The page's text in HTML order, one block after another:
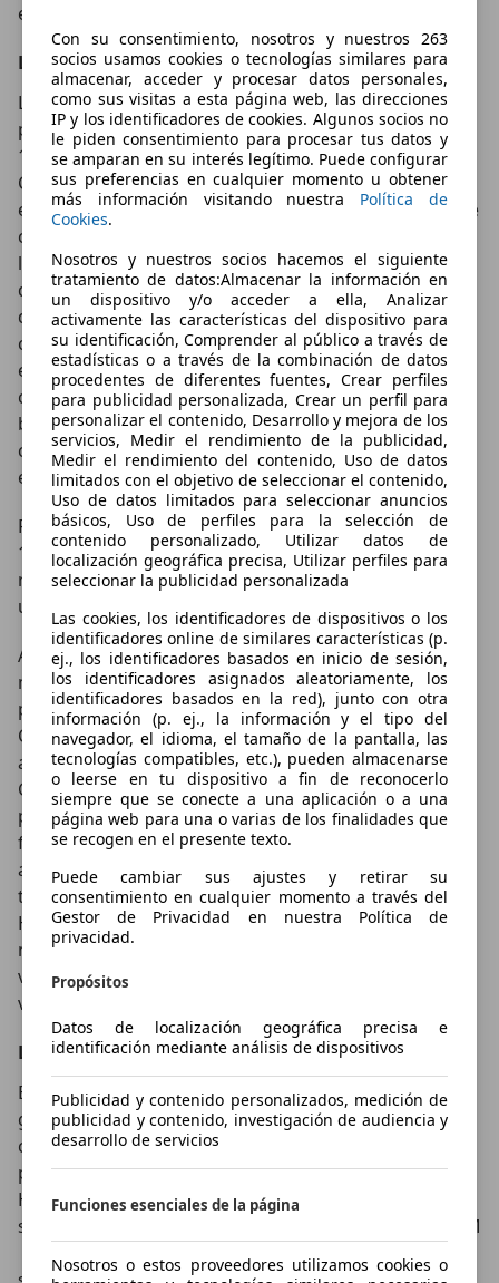
entusiasmo que décadas precedentes.
Las distintas generaciones de superbikes
La era de las motos carenadas con motorizaciones
particularmente potentes tuvo su origen en Japón. En
1969 comenzó una década exitosa para la Honda
CB750, hoy en día una codiciada pieza de coleccionista
entre los aficionados a las motos clásicas. Su motor de
cuatro cilindros, y 736 cm3 de cilindrada y árbol de
levas superior genera 49 kW. Los gases de escape se
distribuyen en los cuatro tubos cromados del sistema
de escape. Una sensación para aquella época eran el
cambio de cinco marchas, el sistema de arranque
eléctrico y los discos de freno delanteros. Sus
características, rápida (Vmax garantizada 200 km/h),
bonita, fiable y completamente superior a la
competencia, continúan estando vigentes hoy en día
en la clase de los tres cuartos de litro.
Pero la competencia en su propio país no cejó. En
1971, Kawasaki presentó su Z1, una máquina muy
rápida de 900 cm3 que dominó el mercado durante
una década.
Algo menos voluminosa, aunque no por ello con
menos éxito, la Superbike GSX-R-750 abandonó por
primera vez la cadena de montaje de Suzuki con 100
CV en 1985. Se introdujo por primera vez el chasis de
aluminio que también se utilizó en la más potente, la
GSX-R-1100 (1986-96). Pero cuando en 1990 Kawasaki
presentó la ZZR 1100, la superbike más rápida hasta la
fecha, la competencia se «congeló» durante varios
años. La respuesta de Honda llegó seis años más
tarde. La aerodinámica, el peso y la motorización de la
Honda Blackbird CBR1100 son óptimos. La velocidad
máxima es de 285 km/h. En 1997, esta superbike era el
vehículo sobre dos ruedas fabricado en serie más
veloz.
Las superbikes actuales
En la categoría de las superbikes se suceden las
ganadoras con sorprendente regularidad. Aquí
compiten el cuarteto japonés con el trío italiano por el
primer puesto. Marcas como Yamaha, Kawasaki y
Honda, así como MV Agusta, Ducati y Aprilia, fabrican
superbikes de éxito. Otros dos fabricantes BMW y KTM
 participan por el momento con algún éxito en un
Con su consentimiento, nosotros y nuestros 263
socios usamos cookies o tecnologías similares para
almacenar, acceder y procesar datos personales,
como sus visitas a esta página web, las direcciones
IP y los identificadores de cookies. Algunos socios no
le piden consentimiento para procesar tus datos y
se amparan en su interés legítimo. Puede configurar
sus preferencias en cualquier momento u obtener
más información visitando nuestra Política de
Cookies.
Nosotros y nuestros socios hacemos el siguiente
tratamiento de datos:Almacenar la información en
un dispositivo y/o acceder a ella, Analizar
activamente las características del dispositivo para
su identificación, Comprender al público a través de
estadísticas o a través de la combinación de datos
procedentes de diferentes fuentes, Crear perfiles
para publicidad personalizada, Crear un perfil para
personalizar el contenido, Desarrollo y mejora de los
servicios, Medir el rendimiento de la publicidad,
Medir el rendimiento del contenido, Uso de datos
limitados con el objetivo de seleccionar el contenido,
Uso de datos limitados para seleccionar anuncios
básicos, Uso de perfiles para la selección de
contenido personalizado, Utilizar datos de
localización geográfica precisa, Utilizar perfiles para
seleccionar la publicidad personalizada
Las cookies, los identificadores de dispositivos o los
identificadores online de similares características (p.
ej., los identificadores basados en inicio de sesión,
los identificadores asignados aleatoriamente, los
identificadores basados en la red), junto con otra
información (p. ej., la información y el tipo del
navegador, el idioma, el tamaño de la pantalla, las
tecnologías compatibles, etc.), pueden almacenarse
o leerse en tu dispositivo a fin de reconocerlo
siempre que se conecte a una aplicación o a una
página web para una o varias de los finalidades que
se recogen en el presente texto.
Puede cambiar sus ajustes y retirar su
consentimiento en cualquier momento a través del
Gestor de Privacidad en nuestra Política de
privacidad.
Propósitos
Datos de localización geográfica precisa e
identificación mediante análisis de dispositivos
Publicidad y contenido personalizados, medición de
publicidad y contenido, investigación de audiencia y
desarrollo de servicios
Funciones esenciales de la página
Nosotros o estos proveedores utilizamos cookies o